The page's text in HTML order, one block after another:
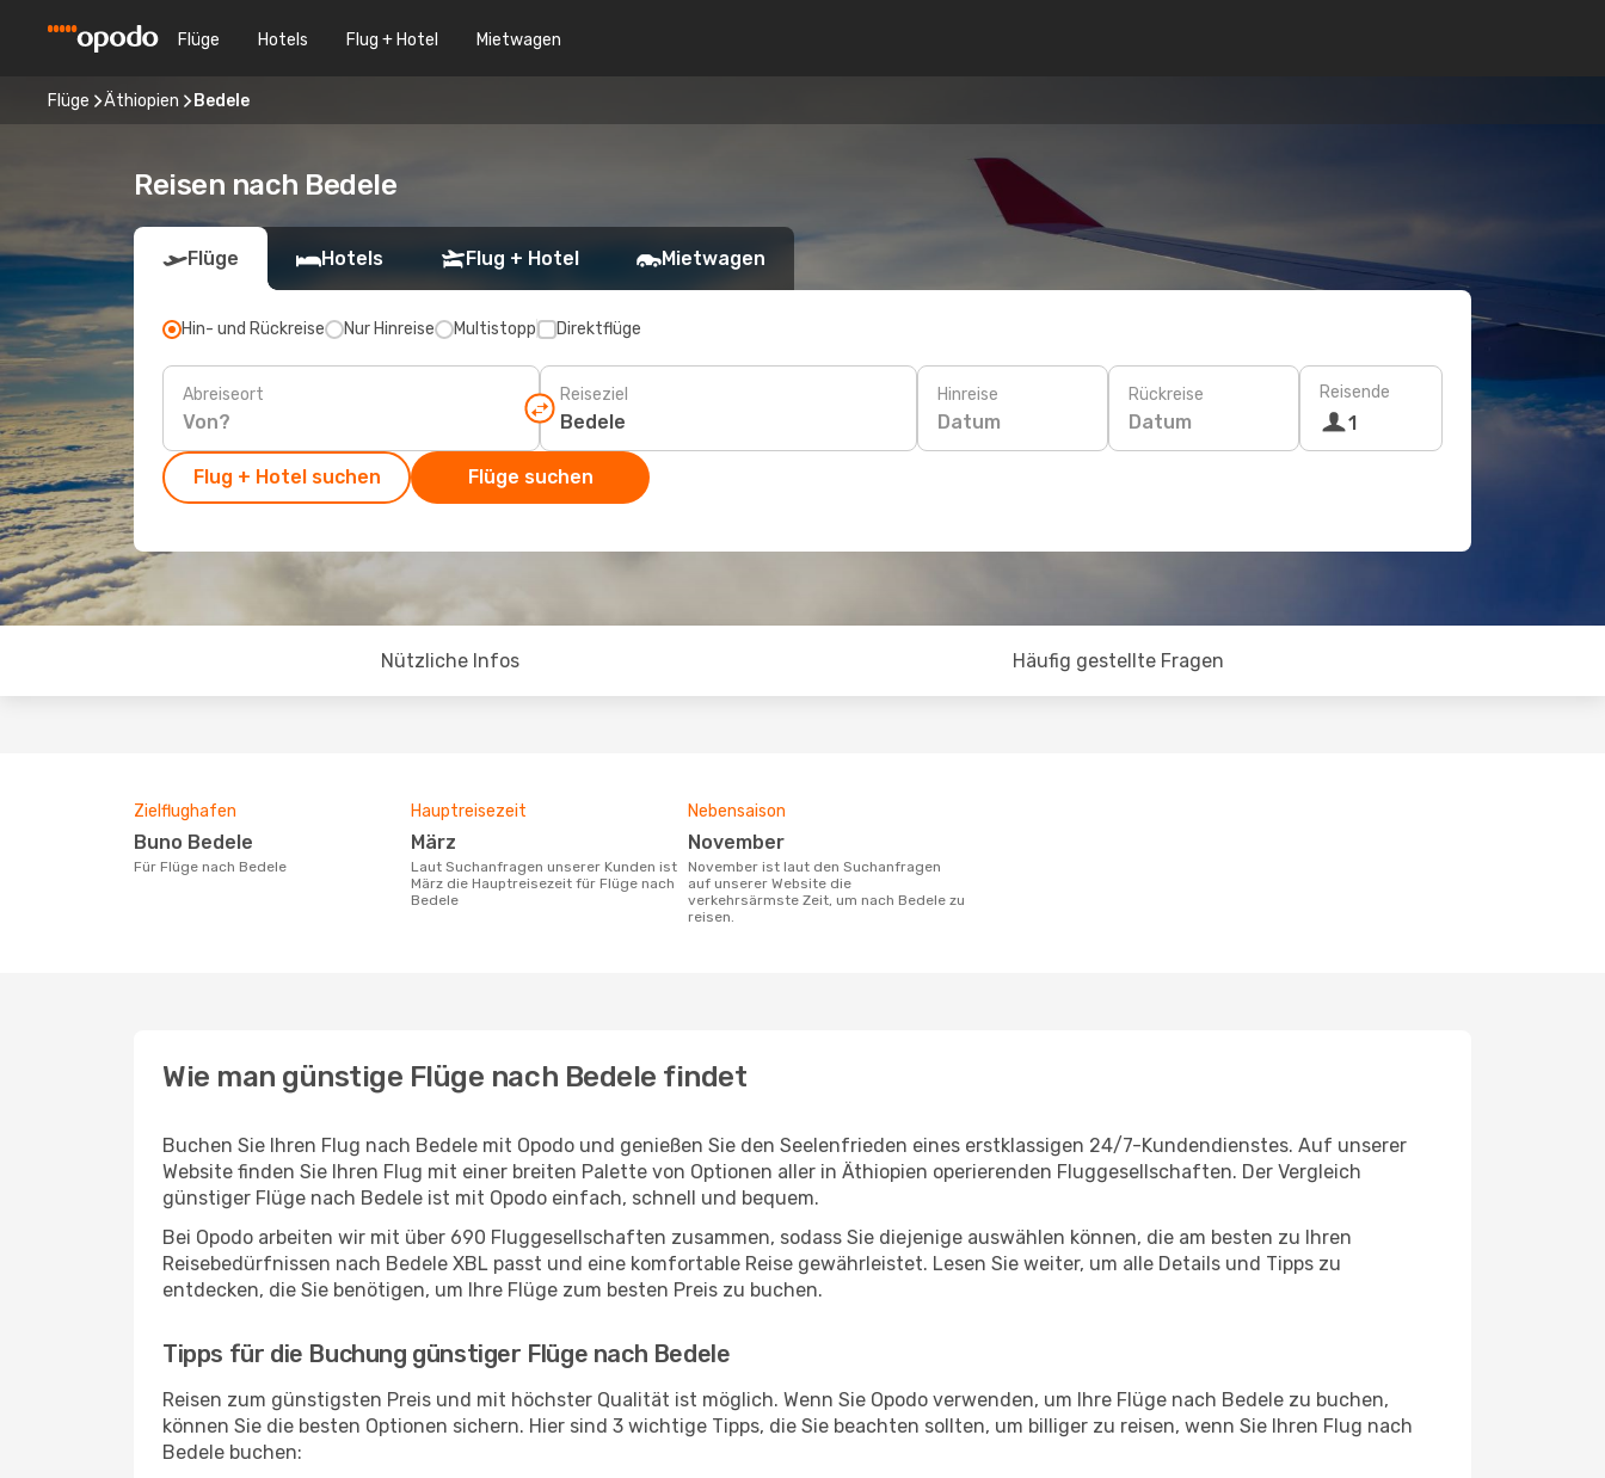
Flüge Hotels Flug + Hotel Mietwagen
Flüge Äthiopien Bedele
Reisen nach Bedele
Flüge Hotels Flug + Hotel Mietwagen
Hin- und Rückreise Nur Hinreise Multistopp Direktflüge
Abreiseort Reiseziel Hinreise
Datum
Rückreise
Datum
Reisende
1
Flug + Hotel suchen Flüge suchen
Nützliche Infos Häufig gestellte Fragen
Zielflughafen
Buno Bedele
Für Flüge nach Bedele
Hauptreisezeit
März
Laut Suchanfragen unserer Kunden ist
März die Hauptreisezeit für Flüge nach
Bedele
Nebensaison
November
November ist laut den Suchanfragen
auf unserer Website die
verkehrsärmste Zeit, um nach Bedele zu
reisen.
Wie man günstige Flüge nach Bedele findet
Buchen Sie Ihren Flug nach Bedele mit Opodo und genießen Sie den Seelenfrieden eines erstklassigen 24/7-Kundendienstes. Auf unserer
Website finden Sie Ihren Flug mit einer breiten Palette von Optionen aller in Äthiopien operierenden Fluggesellschaften. Der Vergleich
günstiger Flüge nach Bedele ist mit Opodo einfach, schnell und bequem.
Bei Opodo arbeiten wir mit über 690 Fluggesellschaften zusammen, sodass Sie diejenige auswählen können, die am besten zu Ihren
Reisebedürfnissen nach Bedele XBL passt und eine komfortable Reise gewährleistet. Lesen Sie weiter, um alle Details und Tipps zu
entdecken, die Sie benötigen, um Ihre Flüge zum besten Preis zu buchen.
Tipps für die Buchung günstiger Flüge nach Bedele
Reisen zum günstigsten Preis und mit höchster Qualität ist möglich. Wenn Sie Opodo verwenden, um Ihre Flüge nach Bedele zu buchen,
können Sie die besten Optionen sichern. Hier sind 3 wichtige Tipps, die Sie beachten sollten, um billiger zu reisen, wenn Sie Ihren Flug nach
Bedele buchen: